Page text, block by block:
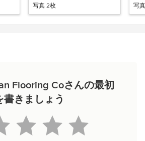
写真 2枚 写
Flooring Coさんの最初
きましょう